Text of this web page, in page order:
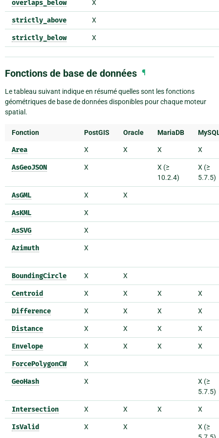
overlaps_below X
strictly_above X
strictly_below X
Fonctions de base de données ¶
Le tableau suivant indique en résumé quelles sont les fonctions
géométriques de base de données disponibles pour chaque moteur
spatial.
Fonction PostGIS Oracle MariaDB
Area X X X X
AsGeoJSON X
X (≥
10.2.4)
X (≥
5.7.5)
AsGML X X
AsKML X
AsSVG X
Azimuth X
BoundingCircle X X
Centroid X X X X
Difference X X X X
Distance X X X X
Envelope X X X X
ForcePolygonCW X
GeoHash X
X (≥
5.7.5)
Intersection X X X X
IsValid X X
X (≥